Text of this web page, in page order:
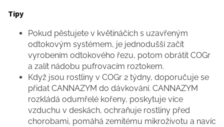
Tipy
Pokud pěstujete v květináčích s uzavřeným
odtokovým systémem, je jednodušší začít
vyrobením odtokového řezu, potom obrátit COGr
a zalít nádobu pufrovacím roztokem.
Když jsou rostliny v COGr 2 týdny, doporučuje se
přidat CANNAZYM do dávkování. CANNAZYM
rozkládá odumřelé kořeny, poskytuje více
vzduchu v deskách, ochraňuje rostliny před
chorobami, pomáhá zemitému mikroživotu a navíc